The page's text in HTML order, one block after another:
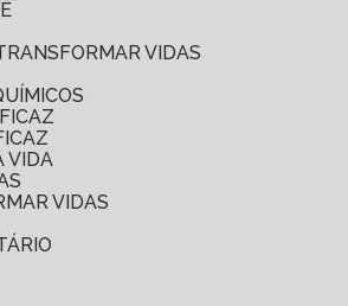
VIDAS
VIDA
VIDAS